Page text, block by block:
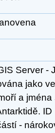
Server -
jako
a jména
-